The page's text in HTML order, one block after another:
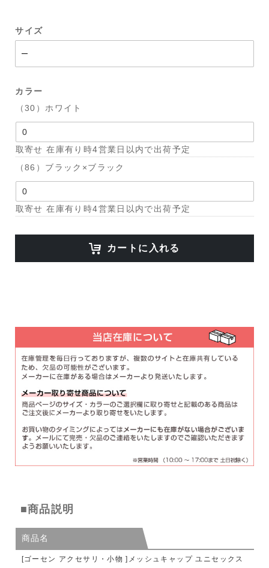
サイズ
カラー
（30）ホワイト
取寄せ 在庫有り時4営業日以内で出荷予定
（86）ブラック×ブラック
取寄せ 在庫有り時4営業日以内で出荷予定
カートに入れる
■商品説明
商品名
[ゴーセン アクセサリ・小物 ]メッシュキャップ ユニセックス